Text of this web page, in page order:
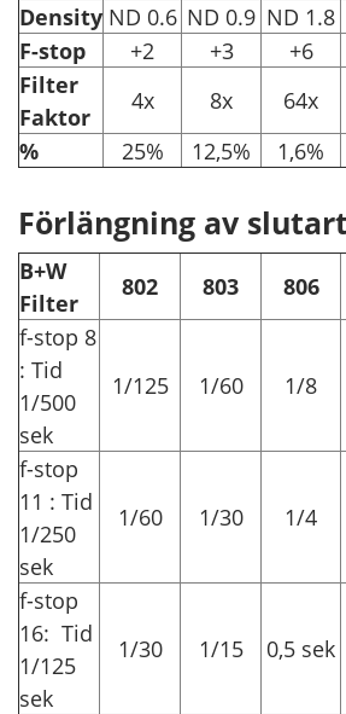
Density ND 0.6 ND 0.9 ND 1.8
F-stop
+2 +3 +6
Filter
Faktor
4x 8x 64x
%
25% 12,5% 1,6%
Förlängning av
B+W
Filter
802 803 806
f-stop 8
: Tid
1/500
sek
1/125 1/60 1/8
f-stop
11 : Tid
1/250
sek
1/60 1/30 1/4
f-stop
16: Tid
1/125
sek
1/30 1/15 0,5 sek